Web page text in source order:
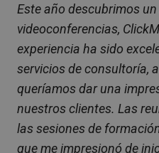
Este año descubrimos
videoconferencias,
experiencia ha sido
servicios de consultoría,
queríamos dar una
nuestros clientes. Las
las sesiones de
que me impresionó de